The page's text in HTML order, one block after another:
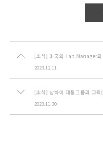
[소식] 미국의 Lab Manager
2023.12.11
2023.11.30